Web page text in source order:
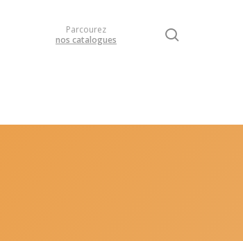
Parcourez
nos catalogues